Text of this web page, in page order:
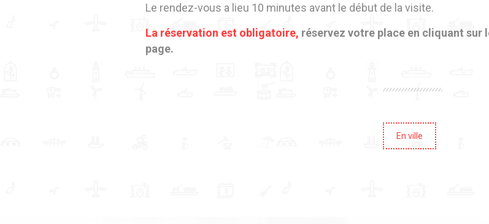
Le rendez-vous a lieu 10 minutes avant le début de la visite.
La réservation est obligatoire, réservez votre place en cliquant sur
page.
En ville